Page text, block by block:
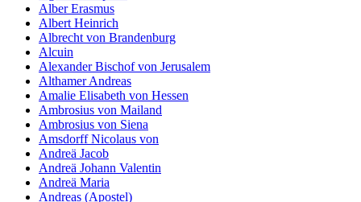
Alber Erasmus
Albert Heinrich
Albrecht von Brandenburg
Alcuin
Alexander Bischof von Jerusalem
Althamer Andreas
Amalie Elisabeth von Hessen
Ambrosius von Mailand
Ambrosius von Siena
Amsdorff Nicolaus von
Andreä Jacob
Andreä Johann Valentin
Andreä Maria
Andreas (Apostel)